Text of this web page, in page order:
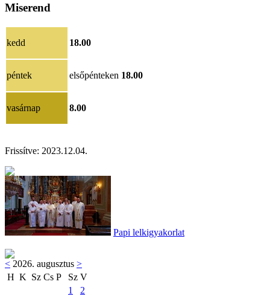
Miserend
kedd 18.00
péntek elsőpénteken 18.00
vasárnap 8.00
Frissítve: 2023.12.04.
Papi lelkigyakorlat
< 2026. augusztus >
H K Sz Cs P Sz V
1
2